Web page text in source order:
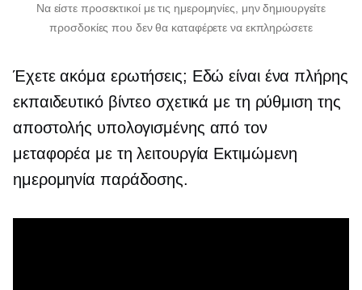
Να είστε προσεκτικοί με τις ημερομηνίες, μην δημιουργείτε
προσδοκίες που δεν θα καταφέρετε να εκπληρώσετε
Έχετε ακόμα ερωτήσεις; Εδώ είναι έναπλήρης
εκπαιδευτικό βίντεο σχετικά με τη ρύθμιση της
αποστολής υπολογισμένης από τον
μεταφορέα με τη λειτουργία Εκτιμώμενη
ημερομηνία παράδοσης.